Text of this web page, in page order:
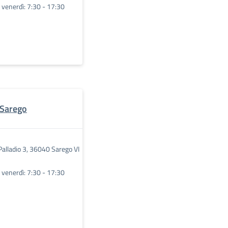
venerdì: 7:30 - 17:30
3, 36040 Sarego VI
venerdì: 7:30 - 17:30